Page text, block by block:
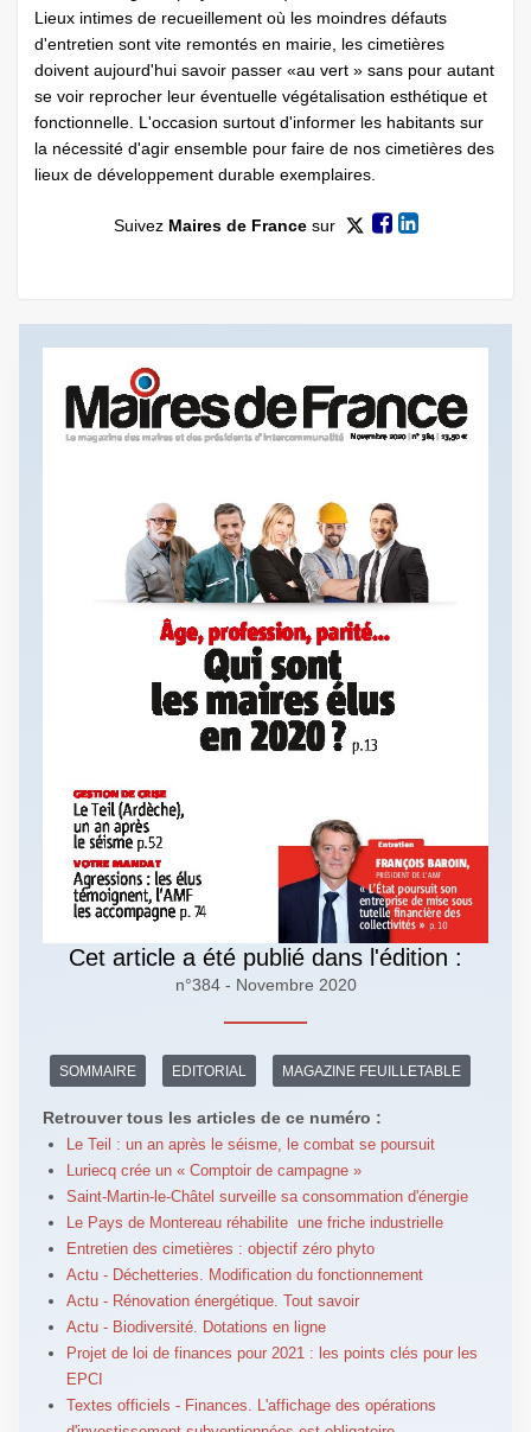
Lieux intimes de recueillement où les moindres défauts
d'entretien sont vite remontés en mairie, les cimetières
doivent aujourd'hui savoir passer «au vert » sans pour autant
se voir reprocher leur éventuelle végétalisation esthétique et
fonctionnelle. L'occasion surtout d'informer les habitants sur
la nécessité d'agir ensemble pour faire de nos cimetières des
lieux de développement durable exemplaires.
Suivez Maires de Francesur
Cet article a été publié dans l'édition :
n°384 - Novembre 2020
SOMMAIRE EDITORIAL MAGAZINE FEUILLETABLE
Retrouver tous les articles de ce numéro :
Le Teil : un an après le séisme, le combat se poursuit
Luriecq crée un « Comptoir de campagne »
Saint-Martin-le-Châtel surveille sa consommation d'énergie
Le Pays de Montereau réhabilite une friche industrielle
Entretien des cimetières : objectif zéro phyto
Actu - Déchetteries. Modification du fonctionnement
Actu - Rénovation énergétique. Tout savoir
Actu - Biodiversité. Dotations en ligne
Projet de loi de finances pour 2021 : les points clés pour les
EPCI
Textes officiels - Finances. L'affichage des opérations